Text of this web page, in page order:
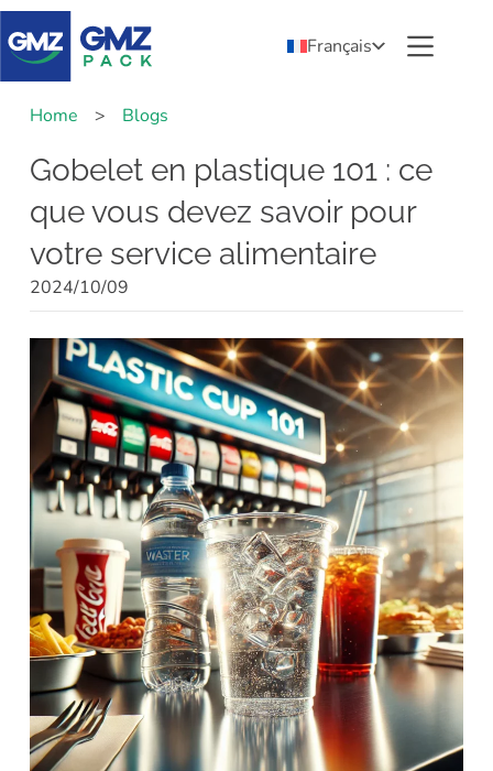
Français
Home > Blogs
Gobelet en plastique 101 : ce
que vous devez savoir pour
votre service alimentaire
2024/10/09